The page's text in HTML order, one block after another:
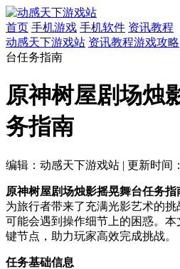
首页 手机游戏 手机软件 资讯教程
动感天下游戏站 资讯教程游戏攻略
台任务指南
原神树屋剧场烛
务指南
编辑：动感天下游戏站 | 更新时间
原神树屋剧场烛影摇晃舞台任务指
为旅行者带来了充满光影艺术的
可能会遇到操作细节上的困惑。
键节点，助力玩家高效完成挑战。
任务基础信息